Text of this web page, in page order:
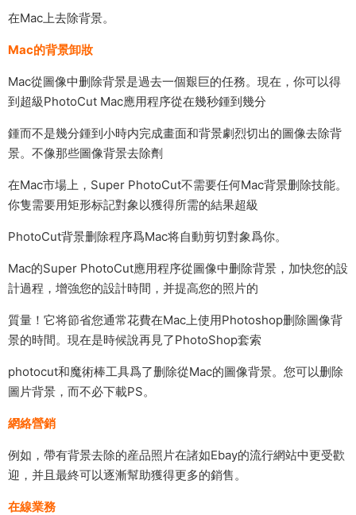
在Mac上去除背景。
Mac的背景卸妝
Mac從圖像中删除背景是過去一個艱巨的任務。現在，你可以得
到超級PhotoCut Mac應用程序從在幾秒鍾到幾分
鍾而不是幾分鍾到小時内完成畫面和背景劇烈切出的圖像去除背
景。不像那些圖像背景去除劑
在Mac市場上，Super PhotoCut不需要任何Mac背景删除技能。
你隻需要用矩形标記對象以獲得所需的結果超級
PhotoCut背景删除程序爲Mac将自動剪切對象爲你。
Mac的Super PhotoCut應用程序從圖像中删除背景，加快您的設
計過程，增強您的設計時間，并提高您的照片的
質量！它将節省您通常花費在Mac上使用Photoshop删除圖像背
景的時間。現在是時候說再見了PhotoShop套索
photocut和魔術棒工具爲了删除從Mac的圖像背景。您可以删除
圖片背景，而不必下載PS。
網絡營銷
例如，帶有背景去除的産品照片在諸如Ebay的流行網站中更受歡
迎，并且最終可以逐漸幫助獲得更多的銷售。
在線業務